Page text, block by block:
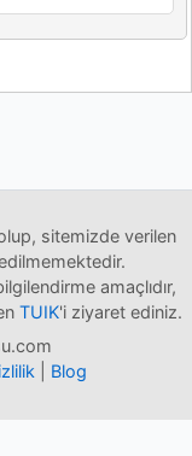
sitemizde verilen
amaçlıdır,
TUIK'i ziyaret ediniz.
Blog